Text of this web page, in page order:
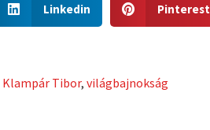
h
o
Linkedin
h
o
Pinterest
Klampár Tibor,világbajnokság